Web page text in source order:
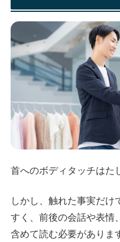
首へのボディタッチはた
しかし、触れた事実だけ
すく、前後の会話や表情
含めて読む必要がありま